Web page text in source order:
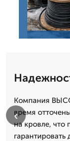
Компания
время
на кровле, что
гарантировать
‹